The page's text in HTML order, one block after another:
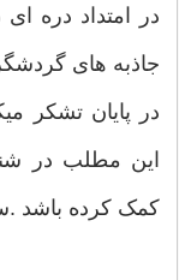
در امتداد دره
جاذبه های
در پایان تشکر
این مطلب در
کمک کرده باشد